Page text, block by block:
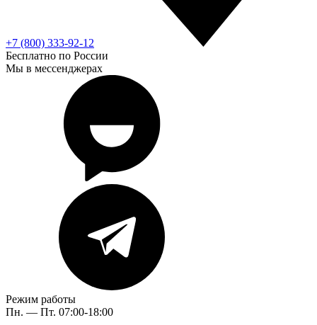
+7 (800) 333-92-12
Бесплатно по России
Мы в мессенджерах
Режим работы
Пн. — Пт. 07:00-18:00